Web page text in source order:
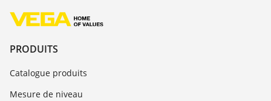
PRODUITS
Catalogue produits
Mesure de niveau